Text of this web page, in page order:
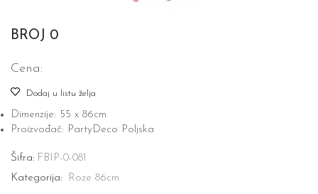
BROJ 0
Cena:
Dodaj u listu želja
Dimenzije: 55 x 86cm
Proizvođač: PartyDeco Poljska
Šifra: FB1P-0-081
Kategorija:
Roze 86cm